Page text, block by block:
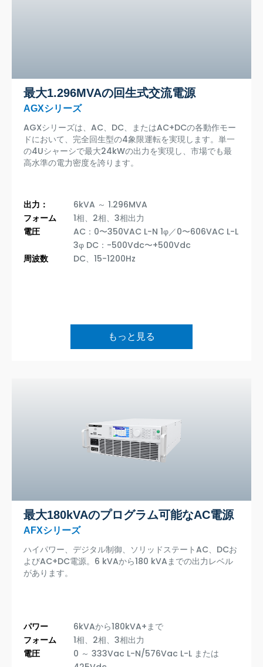
最大1.296MVAの回生式交流電源
AGXシリーズ
AGXシリーズは、AC、DC、またはAC+DCの各動作モー
ドにおいて、完全回生型の4象限運転を実現します。単一
の4Uシャーシで最大24kWの出力を実現し、市場でも最
高水準の電力密度を誇ります。
出力：
6kVA ～ 1.296MVA
フォーム
1相、2相、3相出力
電圧
AC：0〜350VAC L-N 1φ／0〜606VAC L-L
3φ DC：-500Vdc〜+500Vdc
周波数
DC、15-1200Hz
もっと見る
最大180kVAのプログラム可能なAC電源
AFXシリーズ
ハイパワー、デジタル制御、ソリッドステートAC、DCお
よびAC+DC電源。6 kVAから180 kVAまでの出力レベル
があります。
パワー
6kVAから180kVA+まで
フォーム
1相、2相、3相出力
電圧
0 ～ 333Vac L-N/576Vac L-L または